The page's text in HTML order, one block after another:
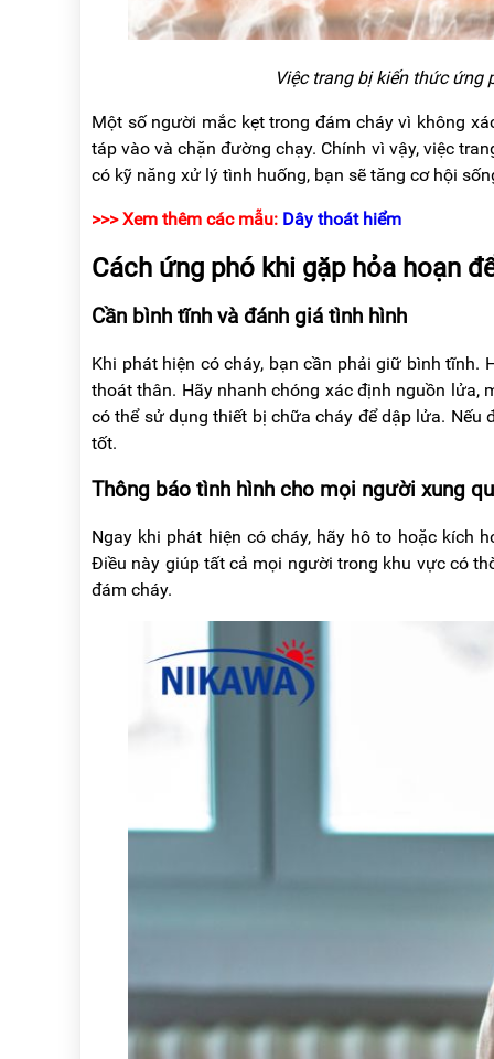
Việc trang bị kiến thức ứng
Một số người mắc kẹt trong đám cháy vì không
táp vào và chặn đường chạy. Chính vì vậy, việc
có kỹ năng xử lý tình huống, bạn sẽ tăng cơ hội
>>> Xem thêm các mẫu: Dây thoát hiểm
Cách ứng phó khi gặp hỏa hoạn
Cần bình tĩnh và đánh giá tình hình
Khi phát hiện có cháy, bạn cần phải giữ bình tĩnh.
thoát thân. Hãy nhanh chóng xác định nguồn lửa,
có thể sử dụng thiết bị chữa cháy để dập lửa.
tốt.
Thông báo tình hình cho mọi người xung
Ngay khi phát hiện có cháy, hãy hô to hoặc kích
Điều này giúp tất cả mọi người trong khu vực có
đám cháy.